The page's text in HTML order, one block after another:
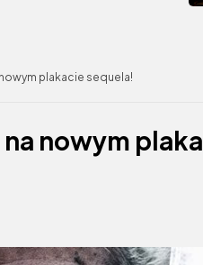
plakacie sequela!
nowym